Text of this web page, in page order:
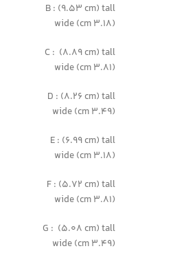
B : (9.53 cm) tall
(3.18 cm) wide
C : (8.89 cm) tall
(3.81 cm) wide
D : (8.26 cm) tall
(3.49 cm) wide
E : (6.99 cm) tall
(3.18 cm) wide
F : (5.72 cm) tall
(3.81 cm) wide
G : (5.08 cm) tall
(3.49 cm) wide